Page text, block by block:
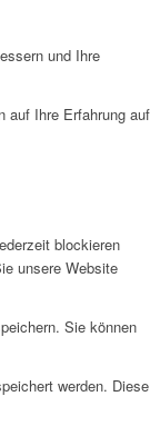
und Ihre
auf Ihre Erfahrung auf
blockieren
unsere Website
Sie können
werden. Diese